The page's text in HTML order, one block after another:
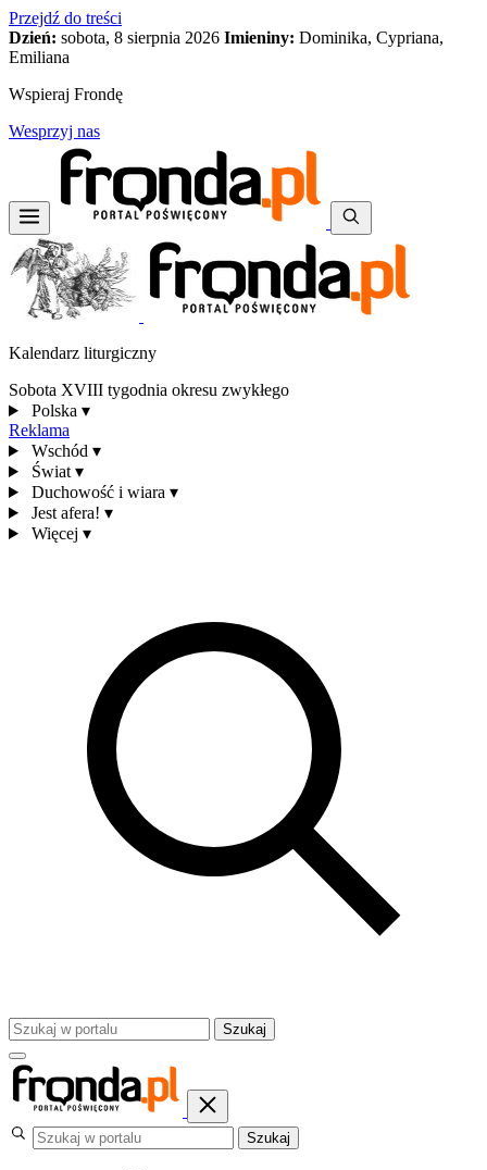
Przejdź do treści
Dzień: sobota, 8 sierpnia 2026 Imieniny: Dominika, Cypriana,
Emiliana
Wspieraj Frondę
Wesprzyj nas
Kalendarz liturgiczny
Sobota XVIII tygodnia okresu zwykłego
Polska ▾
Reklama
Wschód ▾
Świat ▾
Duchowość i wiara ▾
Jest afera! ▾
Więcej ▾
Szukaj
Szukaj